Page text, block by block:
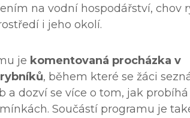
na vodní hospodářství, chov
i jeho okolí.
je komentovaná procházka v
, během které se žáci
a dozví se více o tom, jak
Součástí programu je